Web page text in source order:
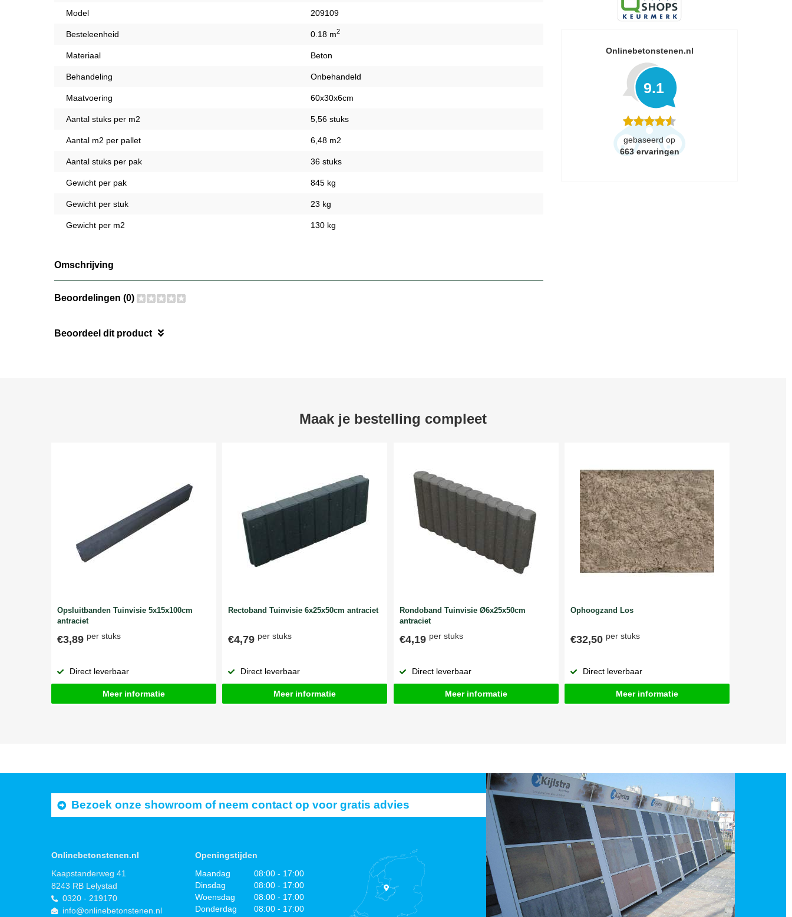
Model 209109
Besteleenheid 0.18 m2
Materiaal Beton
Behandeling Onbehandeld
Maatvoering 60x30x6cm
Aantal stuks per m2 5,56 stuks
Aantal m2 per pallet 6,48 m2
Aantal stuks per pak 36 stuks
Gewicht per pak 845 kg
Gewicht per stuk 23 kg
Gewicht per m2 130 kg
Omschrijving
Beoordelingen (0)
Beoordeel dit product
Onlinebetonstenen.nl
9.1
gebaseerd op
663 ervaringen
Maak je bestelling compleet
Opsluitbanden Tuinvisie 5x15x100cm
antraciet
€3,89 per stuks
Direct leverbaar
Meer informatie
Rectoband Tuinvisie 6x25x50cm antraciet
€4,79 per stuks
Direct leverbaar
Meer informatie
Rondoband Tuinvisie Ø6x25x50cm
antraciet
€4,19 per stuks
Direct leverbaar
Meer informatie
Ophoogzand Los
€32,50 per stuks
Direct leverbaar
Meer informatie
Bezoek onze showroom of neem contact op voor gratis advies
Onlinebetonstenen.nl
Kaapstanderweg 41
8243 RB Lelystad
0320 - 219170
info@onlinebetonstenen.nl
Openingstijden
Maandag
08:00 - 17:00
Dinsdag
08:00 - 17:00
Woensdag
08:00 - 17:00
Donderdag
08:00 - 17:00